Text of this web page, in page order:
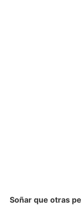
Soñar que otras